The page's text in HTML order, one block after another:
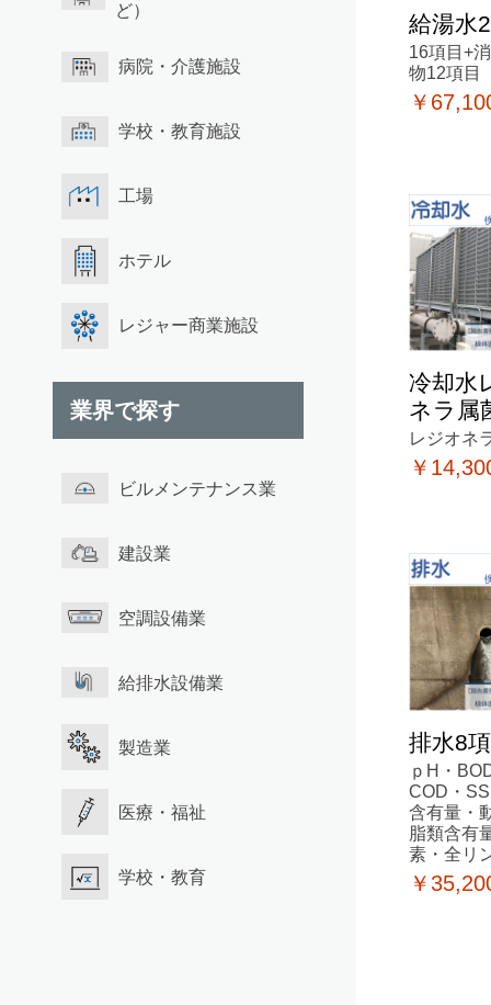
ど）
病院・介護施設
学校・教育施設
工場
ホテル
レジャー商業施設
業界で探す
ビルメンテナンス業
建設業
空調設備業
給排水設備業
製造業
医療・福祉
学校・教育
給湯水
16項目+
物12項目
￥
冷却水
ネラ属
レジオネ
￥
排水8
ｐH・
COD・
含有量・
脂類含有
素・全リ
￥